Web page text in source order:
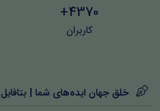
4370+
کاربران
خلق جهان ایده‌های شما | بتافایل